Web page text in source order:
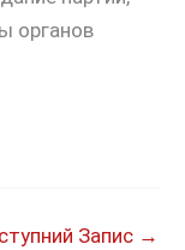
органов
Запис →